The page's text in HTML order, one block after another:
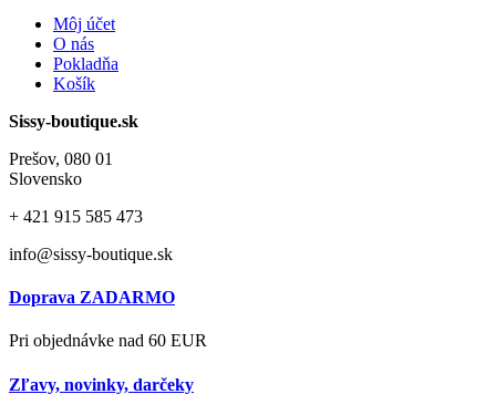
Môj účet
O nás
Pokladňa
Košík
Sissy-boutique.sk
Prešov, 080 01
Slovensko
+ 421 915 585 473
info@sissy-boutique.sk
Doprava ZADARMO
Pri objednávke nad 60 EUR
Zľavy, novinky, darčeky